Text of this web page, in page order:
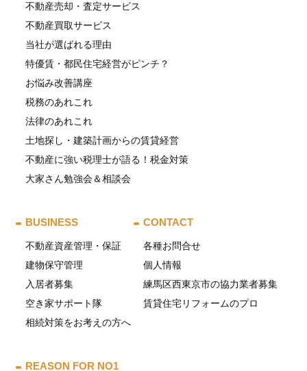
不動産売却・査定サービス
不動産買取サービス
当社が選ばれる理由
特優賃・都民住宅経営がピンチ？
お悩み改善講座
税務のあれこれ
法律のあれこれ
土地探し・建築計画からの賃貸経営
不動産に強い税理士が語る！税金対策
大家さん勉強会＆相談会
BUSINESS
不動産資産管理・保証
建物保守管理
入居者募集
空き家サポート隊
相続対策をお考えの方へ
REASON FOR NO1
CONTACT
各種お問合せ
個人情報
練馬区西東京市の協力業者募集
賃貸住宅リフォームのプロ